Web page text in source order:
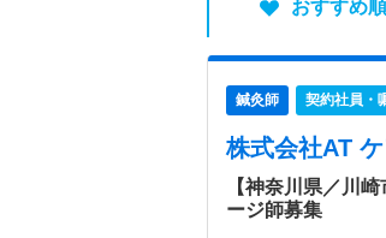
おすすめ順
鍼灸師 契約社員・
株式会社AT
【神奈川県／川
ージ師募集